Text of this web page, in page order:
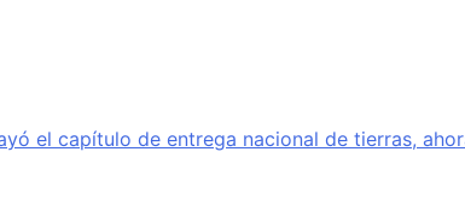
el capítulo de entrega nacional de tierras,